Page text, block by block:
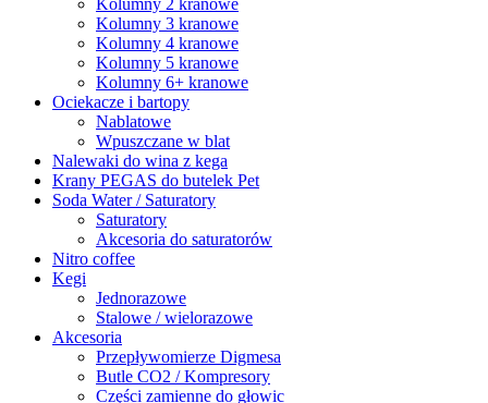
Kolumny 2 kranowe
Kolumny 3 kranowe
Kolumny 4 kranowe
Kolumny 5 kranowe
Kolumny 6+ kranowe
Ociekacze i bartopy
Nablatowe
Wpuszczane w blat
Nalewaki do wina z kega
Krany PEGAS do butelek Pet
Soda Water / Saturatory
Saturatory
Akcesoria do saturatorów
Nitro coffee
Kegi
Jednorazowe
Stalowe / wielorazowe
Akcesoria
Przepływomierze Digmesa
Butle CO2 / Kompresory
Części zamienne do głowic